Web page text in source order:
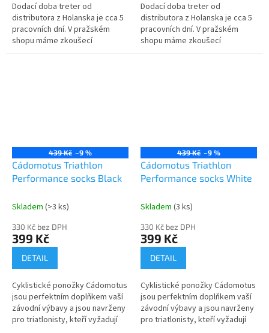
Dodací doba treter od
distributora z Holanska je cca 5
pracovních dní. V pražském
shopu máme zkoušecí
velikostní řady. S edicí Chronos
Dodací doba treter od
distributora z Holanska je cca 5
pracovních dní. V pražském
shopu máme zkoušecí
velikostní řady. Synchro One
439 Kč –9 %
Cádomotus Triathlon
Performance socks Black
Skladem (>3 ks)
330 Kč bez DPH
399 Kč
DETAIL
Cyklistické ponožky Cádomotus
jsou perfektním doplňkem vaší
závodní výbavy a jsou navrženy
pro triatlonisty, kteří vyžadují
439 Kč –9 %
Cádomotus Triathlon
Performance socks White
Skladem (3 ks)
330 Kč bez DPH
399 Kč
DETAIL
Cyklistické ponožky Cádomotus
jsou perfektním doplňkem vaší
závodní výbavy a jsou navrženy
pro triatlonisty, kteří vyžadují